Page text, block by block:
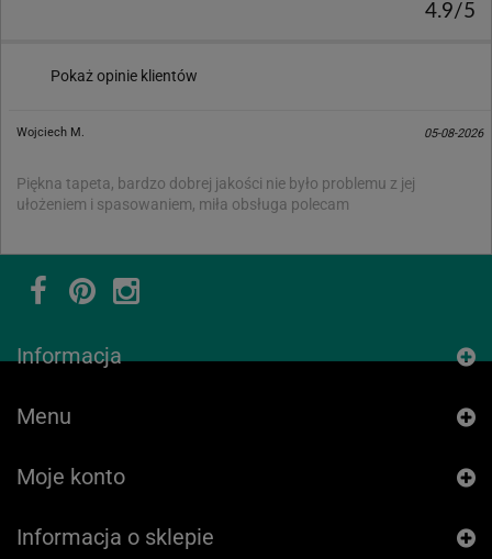
4.9/5
Pokaż opinie klientów
Wojciech M. 05-08-2026
Piękna tapeta, bardzo dobrej jakości nie było problemu z jej
ułożeniem i spasowaniem, miła obsługa polecam
Informacja
Menu
Moje konto
Informacja o sklepie